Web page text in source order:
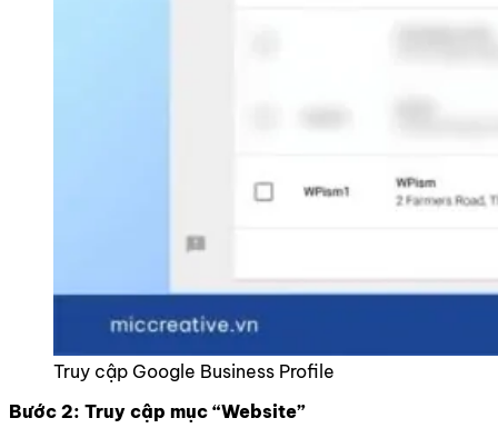
Truy cập Google Business Profile
Bước 2: Truy cập mục “Website”